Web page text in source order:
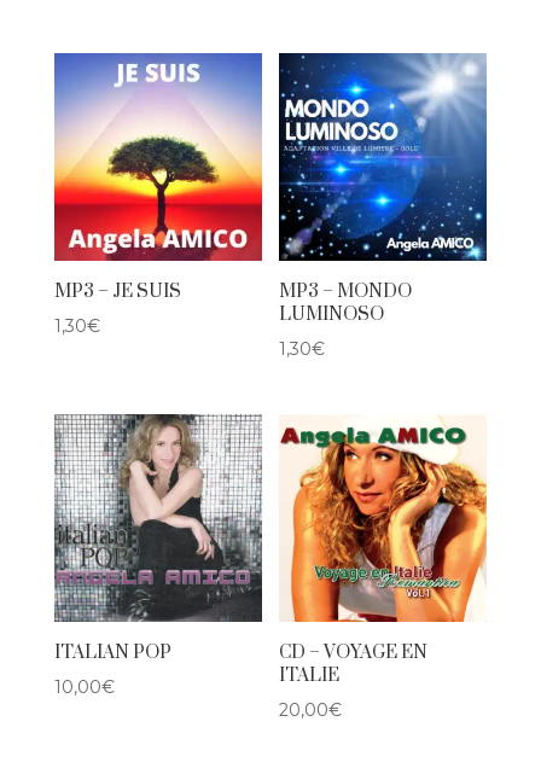
MP3 – JE SUIS
1,30€
MP3 – MONDO
LUMINOSO
1,30€
ITALIAN POP
10,00€
CD – VOYAGE EN
ITALIE
20,00€